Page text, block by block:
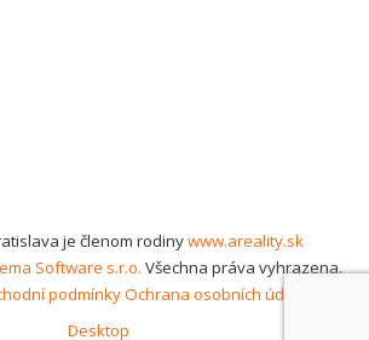
je členom rodinywww.areality.sk
Software s.r.o. Všechna práva vyhrazena.
podmínkyOchrana osobních údajů
Desktop